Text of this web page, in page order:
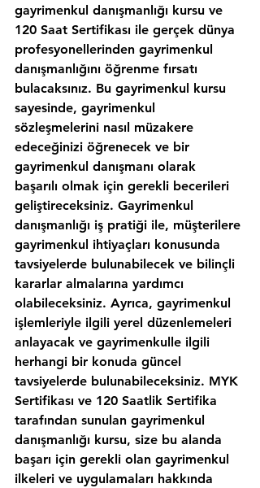
gayrimenkul danışmanlığı kursu ve
120 Saat Sertifikası ile gerçek dünya
profesyonellerinden gayrimenkul
danışmanlığını öğrenme fırsatı
bulacaksınız. Bu gayrimenkul kursu
sayesinde, gayrimenkul
sözleşmelerini nasıl müzakere
edeceğinizi öğrenecek ve bir
gayrimenkul danışmanı olarak
başarılı olmak için gerekli becerileri
geliştireceksiniz. Gayrimenkul
danışmanlığı iş pratiği ile, müşterilere
gayrimenkul ihtiyaçları konusunda
tavsiyelerde bulunabilecek ve bilinçli
kararlar almalarına yardımcı
olabileceksiniz. Ayrıca, gayrimenkul
işlemleriyle ilgili yerel düzenlemeleri
anlayacak ve gayrimenkulle ilgili
herhangi bir konuda güncel
tavsiyelerde bulunabileceksiniz. MYK
Sertifikası ve 120 Saatlik Sertifika
tarafından sunulan gayrimenkul
danışmanlığı kursu, size bu alanda
başarı için gerekli olan gayrimenkul
ilkeleri ve uygulamaları hakkında